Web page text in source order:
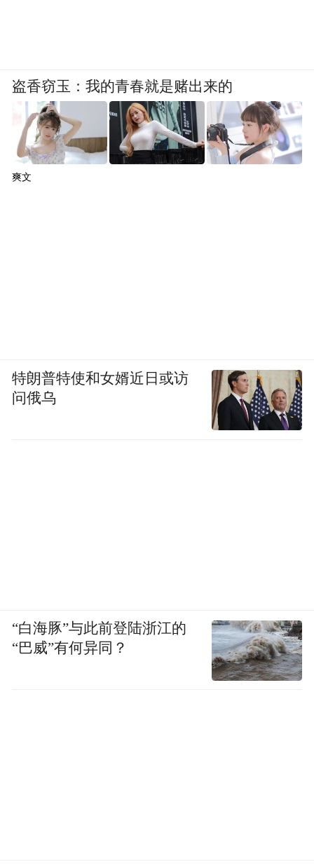
盗香窃玉：我的青春就是赌出来的
爽文
特朗普特使和女婿近日或访
问俄乌
“白海豚”与此前登陆浙江的
“巴威”有何异同？